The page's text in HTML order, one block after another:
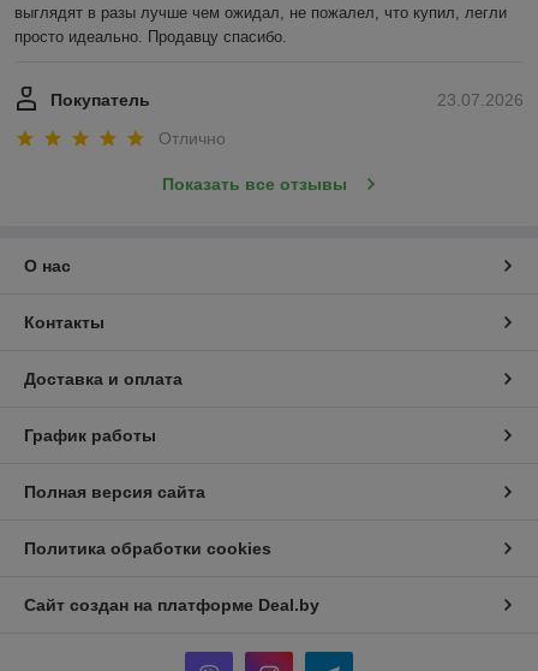
выглядят в разы лучше чем ожидал, не пожалел, что купил, легли
просто идеально. Продавцу спасибо.
23.07.2026
Покупатель
Отлично
Показать все отзывы
О нас
Контакты
Доставка и оплата
График работы
Полная версия сайта
Политика обработки cookies
Сайт создан на платформе Deal.by